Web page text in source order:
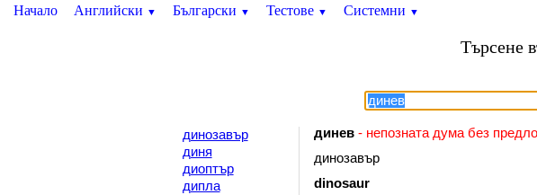
Начало Английски ▼ Български ▼ Тестове ▼ Системни ▼
Търсене
динозавър
диня
диоптър
дипла
динев- непозната дума без
динозавър
dinosaur